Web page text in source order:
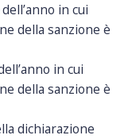
in cui
della sanzione è
in cui
della sanzione è
dichiarazione